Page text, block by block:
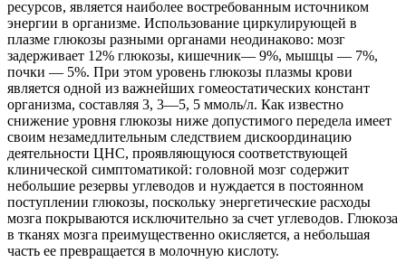
ресурсов, является наиболее востребованным источником
энергии в организме. Использование циркулирующей в
плазме глюкозы разными органами неодинаково: мозг
задерживает 12% глюкозы, кишечник— 9%, мышцы — 7%,
почки — 5%. При этом уровень глюкозы плазмы крови
является одной из важнейших гомеостатических констант
организма, составляя 3, 3—5, 5 ммоль/л. Как известно
снижение уровня глюкозы ниже допустимого передела имеет
своим незамедлительным следствием дискоординацию
деятельности ЦНС, проявляющуюся соответствующей
клинической симптоматикой: головной мозг содержит
небольшие резервы углеводов и нуждается в постоянном
поступлении глюкозы, поскольку энергетические расходы
мозга покрываются исключительно за счет углеводов. Глюкоза
в тканях мозга преимущественно окисляется, а небольшая
часть ее превращается в молочную кислоту.